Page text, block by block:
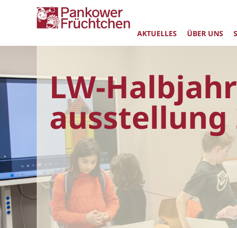
AKTUELLES ÜBER UNS
LW-
ausstellung